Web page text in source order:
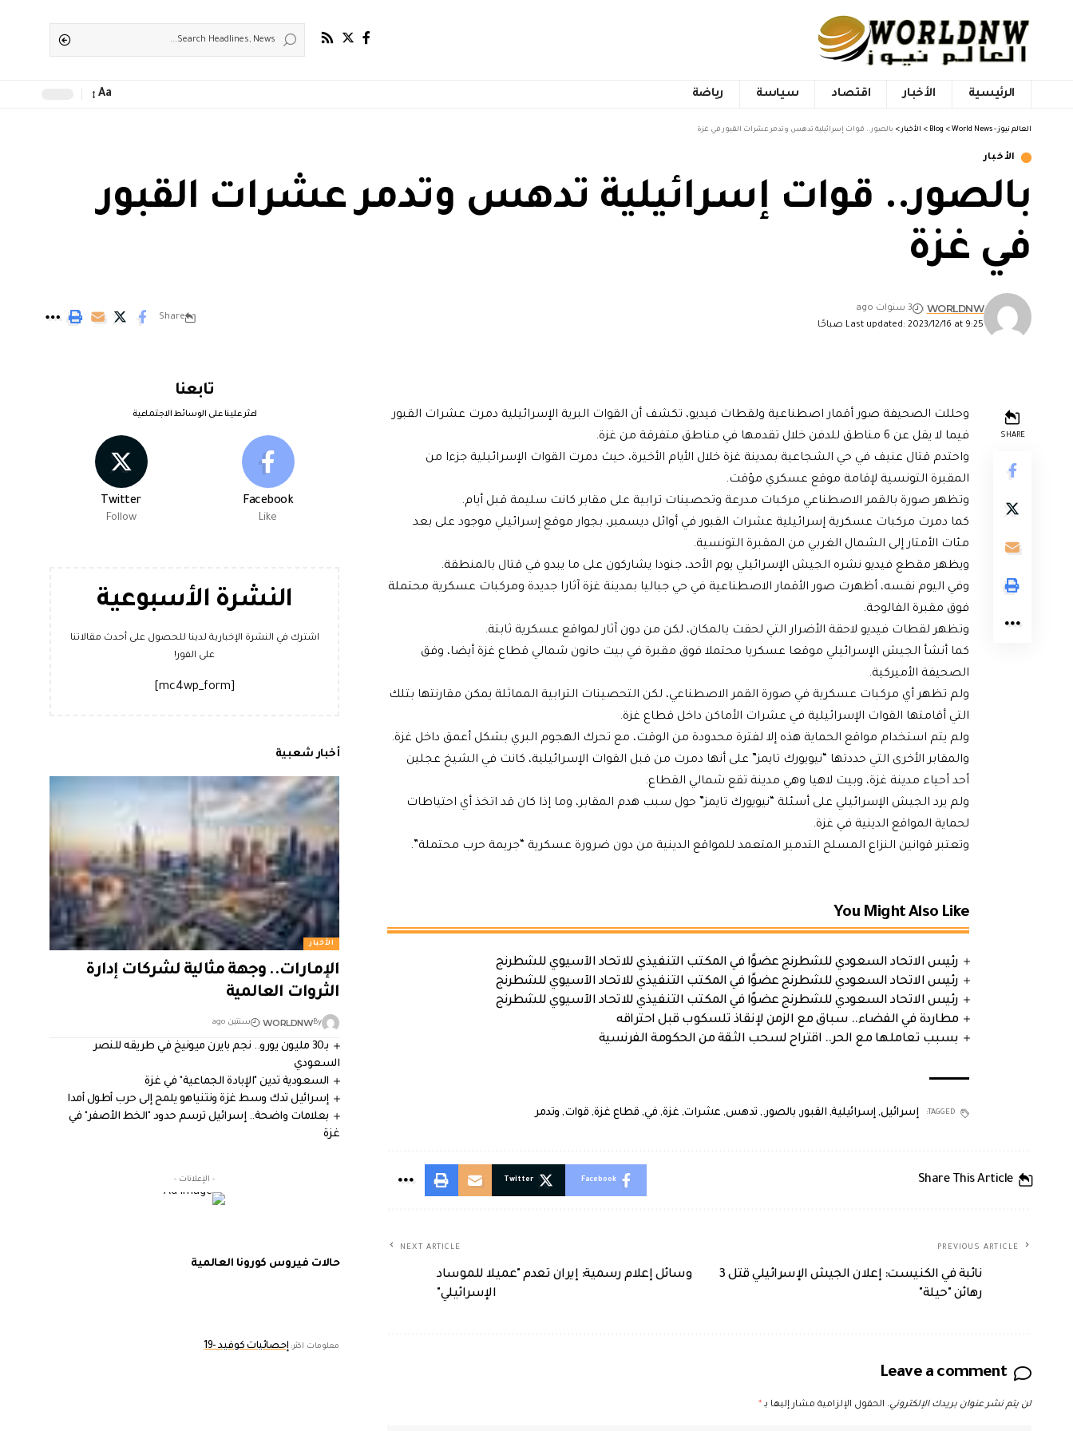
الرئيسية الأخبار اقتصاد سياسة رياضة Aa
العالم نيوز - World News >
Blog
> الأخبار > بالصور.. قوات إسرائيلية تدهس وتدمر عشرات القبور في غزة
الأخبار
بالصور.. قوات إسرائيلية تدهس وتدمر عشرات القبور
في غزة
Last updated: 2023/12/16 at 9:25 صباحًا
WORLDNW
3 سنوات ago
Share
SHARE
وحللت الصحيفة صور أقمار اصطناعية ولقطات فيديو، تكشف أن القوات البرية الإسرائيلية دمرت عشرات القبور
فيما لا يقل عن 6 مناطق للدفن خلال تقدمها في مناطق متفرقة من غزة.
واحتدم قتال عنيف في حي الشجاعية بمدينة غزة خلال الأيام الأخيرة، حيث دمرت القوات الإسرائيلية جزءا من
المقبرة التونسية لإقامة موقع عسكري مؤقت.
وتظهر صورة بالقمر الاصطناعي مركبات مدرعة وتحصينات ترابية على مقابر كانت سليمة قبل أيام.
كما دمرت مركبات عسكرية إسرائيلية عشرات القبور في أوائل ديسمبر، بجوار موقع إسرائيلي موجود على بعد
مئات الأمتار إلى الشمال الغربي من المقبرة التونسية.
ويظهر مقطع فيديو نشره الجيش الإسرائيلي يوم الأحد، جنودا يشاركون على ما يبدو في قتال بالمنطقة.
وفي اليوم نفسه، أظهرت صور الأقمار الاصطناعية في حي جباليا بمدينة غزة آثارا جديدة ومركبات عسكرية محتملة
فوق مقبرة الفالوجة.
وتظهر لقطات فيديو لاحقة الأضرار التي لحقت بالمكان، لكن من دون آثار لمواقع عسكرية ثابتة.
كما أنشأ الجيش الإسرائيلي موقعا عسكريا محتملا فوق مقبرة في بيت حانون شمالي قطاع غزة أيضا، وفق
الصحيفة الأميركية.
ولم تظهر أي مركبات عسكرية في صورة القمر الاصطناعي، لكن التحصينات الترابية المماثلة يمكن مقارنتها بتلك
التي أقامتها القوات الإسرائيلية في عشرات الأماكن داخل قطاع غزة.
ولم يتم استخدام مواقع الحماية هذه إلا لفترة محدودة من الوقت، مع تحرك الهجوم البري بشكل أعمق داخل غزة.
والمقابر الأخرى التي حددتها “نيويورك تايمز” على أنها دمرت من قبل القوات الإسرائيلية، كانت في الشيخ عجلين
أحد أحياء مدينة غزة، وبيت لاهيا وهي مدينة تقع شمالي القطاع.
ولم يرد الجيش الإسرائيلي على أسئلة “نيويورك تايمز” حول سبب هدم المقابر، وما إذا كان قد اتخذ أي احتياطات
لحماية المواقع الدينية في غزة.
وتعتبر قوانين النزاع المسلح التدمير المتعمد للمواقع الدينية من دون ضرورة عسكرية “جريمة حرب محتملة”.
You Might Also Like
رئيس الاتحاد السعودي للشطرنج عضوًا في المكتب التنفيذي للاتحاد الآسيوي للشطرنج
رئيس الاتحاد السعودي للشطرنج عضوًا في المكتب التنفيذي للاتحاد الآسيوي للشطرنج
رئيس الاتحاد السعودي للشطرنج عضوًا في المكتب التنفيذي للاتحاد الآسيوي للشطرنج
مطاردة في الفضاء.. سباق مع الزمن لإنقاذ تلسكوب قبل احتراقه
بسبب تعاملها مع الحر.. اقتراح لسحب الثقة من الحكومة الفرنسية
TAGGED: إسرائيل,إسرائيلية, القبور, بالصور., تدهس, عشرات, غزة, في, قطاع غزة, قوات, وتدمر
Share This Article
Facebook
Twitter
PREVIOUS ARTICLE
نائبة في الكنيست: إعلان الجيش الإسرائيلي قتل 3
رهائن "حيلة"
NEXT ARTICLE
وسائل إعلام رسمية: إيران تعدم "عميلا للموساد
الإسرائيلي"
Leave a comment
لن يتم نشر عنوان بريدك الإلكتروني. الحقول الإلزامية مشار إليها بـ*
تابعنا
اعثر علينا على الوسائط الاجتماعية
Facebook
Like
Twitter
Follow
النشرة الأسبوعية
اشترك في النشرة الإخبارية لدينا للحصول على أحدث مقالاتنا
على الفور!
[mc4wp_form]
أخبار شعبية
الأخبار
الإمارات.. وجهة مثالية لشركات إدارة
الثروات العالمية
By
WORLDNW سنتين ago
بـ30 مليون يورو.. نجم بايرن ميونيخ في طريقه للنصر
السعودي
السعودية تدين "الإبادة الجماعية" في غزة
إسرائيل تدك وسط غزة ونتنياهو يلمح إلى حرب أطول أمدا
بعلامات واضحة.. إسرائيل ترسم حدود "الخط الأصفر" في
غزة
- الإعلانات -
حالات فيروس كورونا العالمية
معلومات اكثر: إحصائيات كوفيد -19